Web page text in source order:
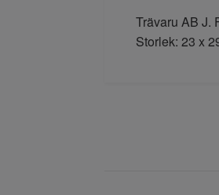
Trävaru AB J.
Storlek: 23 x